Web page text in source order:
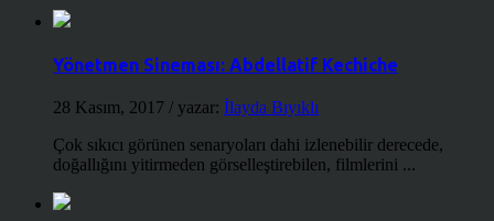
Yönetmen Sineması: Abdellatif Kechiche
28 Kasım, 2017 / yazar: İlayda Bıyıklı
Çok sıkıcı görünen senaryoları dahi izlenebilir derecede,
doğallığını yitirmeden görselleştirebilen, filmlerini ...